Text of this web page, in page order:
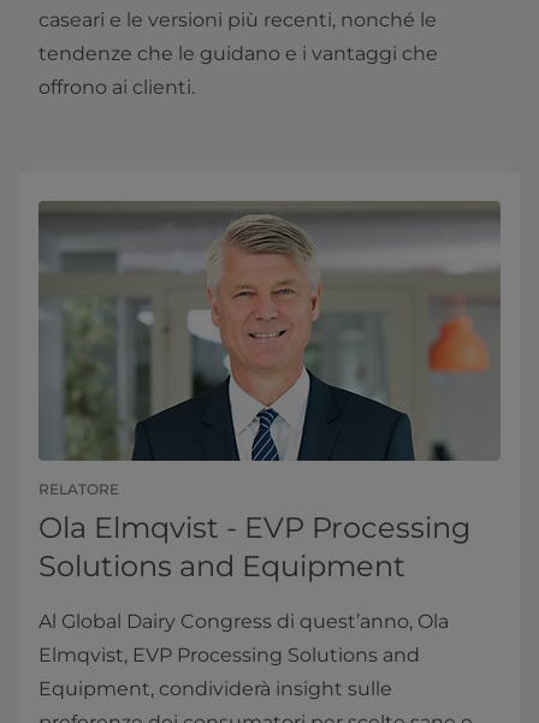
caseari e le versioni più recenti, nonché le
tendenze che le guidano e i vantaggi che
offrono ai clienti.
RELATORE
Ola Elmqvist - EVP Processing
Solutions and Equipment
Al Global Dairy Congress di quest’anno, Ola
Elmqvist, EVP Processing Solutions and
Equipment, condividerà insight sulle